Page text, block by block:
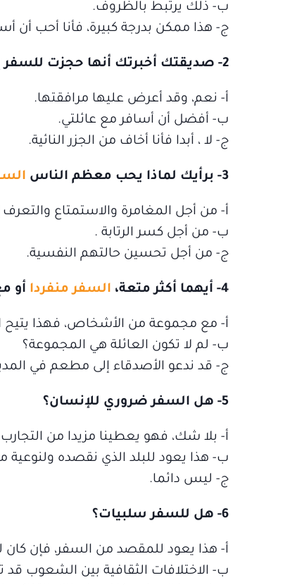
ب‌- ذلك يرتبط بالظروف.
ج- هذا ممكن بدرجة كبيرة، فأنا أحب أن
2- صديقتك أخبرتك أنها حجزت للسفر إلى جزيرة في المحيط، هل تودين لو كنت معها؟
أ‌- نعم، وقد أعرض عليها مرافقتها.
ب‌- أفضل أن أسافر مع عائلتي.
ج- لا ، أبدا فأنا أخاف من الجزر النائية.
3- برأيك لماذا يحب معظم الناس
أ‌- من أجل المغامرة والاستمتاع والتعرف
ب‌- من أجل كسر الرتابة .
ج- من أجل تحسين حالتهم النفسية.
4- أيهما أكثر متعة، السفر منفردا أو
أ‌- مع مجموعة من الأشخاص، فهذا يتيح
ب‌- لم لا تكون العائلة هي المجموعة؟
ج- قد ندعو الأصدقاء إلى مطعم في
5- هل السفر ضروري للإنسان؟
أ‌- بلا شك، فهو يعطينا مزيدا من
ب‌- هذا يعود للبلد الذي نقصده ولنوعية
ج- ليس دائما.
6- هل للسفر سلبيات؟
أ‌- هذا يعود للمقصد من السفر، فإن كان
ب‌- الاختلافات الثقافية بين الشعوب